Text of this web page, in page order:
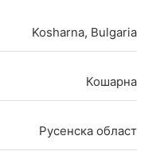
Kosharna, Bulgaria
Кошарна
Русенска област